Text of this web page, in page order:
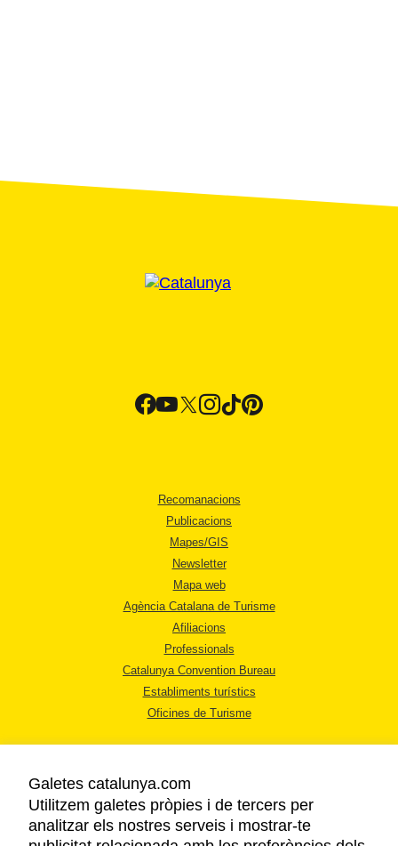
Recomanacions
Publicacions
Mapes/GIS
Newsletter
Mapa web
Agència Catalana de Turisme
Afiliacions
Professionals
Catalunya Convention Bureau
Establiments turístics
Oficines de Turisme
AVÍS LEGAL
Galetes catalunya.com
Utilitzem galetes pròpies i de tercers per
analitzar els nostres serveis i mostrar-te